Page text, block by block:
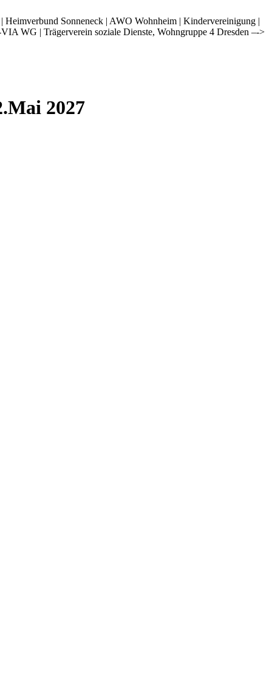
Sonneneck | AWO Wohnheim | Kindervereinigung |
WG | Trägerverein soziale Dienste, Wohngruppe 4 Dresden –->
2027